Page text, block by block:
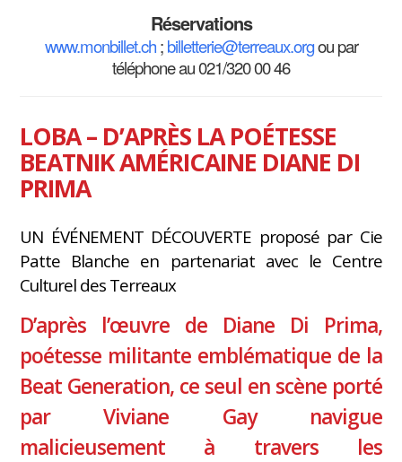
Réservations
www.monbillet.ch;billetterie@terreaux.orgou par
téléphone au 021/320 00 46
LOBA – D’APRÈS LA POÉTESSE
BEATNIK AMÉRICAINE DIANE DI
PRIMA
UN ÉVÉNEMENT DÉCOUVERTE proposé par Cie
Patte Blanche en partenariat avec le Centre
Culturel des Terreaux
D’après l’œuvre de Diane Di Prima,
poétesse militante emblématique de la
Beat Generation, ce seul en scène porté
par Viviane Gay navigue
malicieusement à travers les